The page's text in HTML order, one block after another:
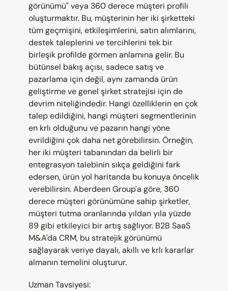
görünümü" veya 360 derece müşteri profili
oluşturmaktır. Bu, müşterinin her iki şirketteki
tüm geçmişini, etkileşimlerini, satın alımlarını,
destek taleplerini ve tercihlerini tek bir
birleşik profilde görmen anlamına gelir. Bu
bütünsel bakış açısı, sadece satış ve
pazarlama için değil, aynı zamanda ürün
geliştirme ve genel şirket stratejisi için de
devrim niteliğindedir. Hangi özelliklerin en çok
talep edildiğini, hangi müşteri segmentlerinin
en krlı olduğunu ve pazarın hangi yöne
evrildiğini çok daha net görebilirsin. Örneğin,
her iki müşteri tabanından da belirli bir
entegrasyon talebinin sıkça geldiğini fark
edersen, ürün yol haritanda bu konuya öncelik
verebilirsin. Aberdeen Group'a göre, 360
derece müşteri görünümüne sahip şirketler,
müşteri tutma oranlarında yıldan yıla yüzde
89 gibi etkileyici bir artış sağlıyor. B2B SaaS
M&A'da CRM, bu stratejik görünümü
sağlayarak veriye dayalı, akıllı ve krlı kararlar
almanın temelini oluşturur.
Uzman Tavsiyesi: